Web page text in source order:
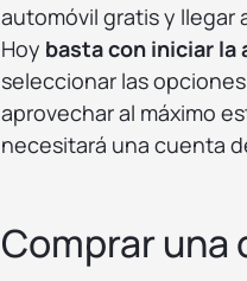
automóvil gratis y llegar
Hoy basta con iniciar la
seleccionar las
aprovechar al máximo
necesitará una cuenta
Comprar una